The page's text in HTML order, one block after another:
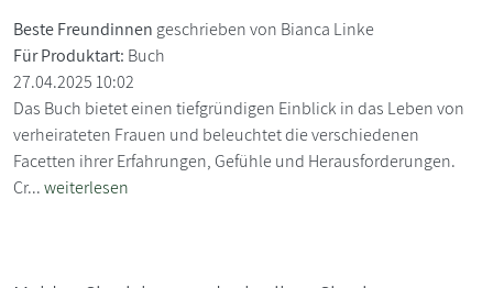
Beste Freundinnen geschrieben von Bianca Linke
Für Produktart: Buch
27.04.2025 10:02
Das Buch bietet einen tiefgründigen Einblick in das Leben von
verheirateten Frauen und beleuchtet die verschiedenen
Facetten ihrer Erfahrungen, Gefühle und Herausforderungen.
Cr...weiterlesen